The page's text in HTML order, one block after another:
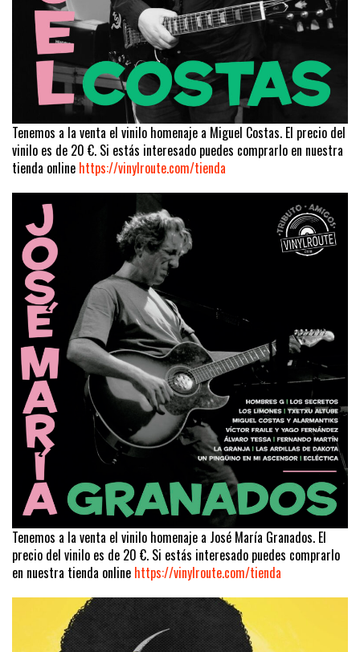
Tenemos a la venta el vinilo homenaje a Miguel Costas. El precio del
vinilo es de 20 €. Si estás interesado puedes comprarlo en nuestra
tienda online https://vinylroute.com/tienda
Tenemos a la venta el vinilo homenaje a José María Granados. El
precio del vinilo es de 20 €. Si estás interesado puedes comprarlo
en nuestra tienda online https://vinylroute.com/tienda